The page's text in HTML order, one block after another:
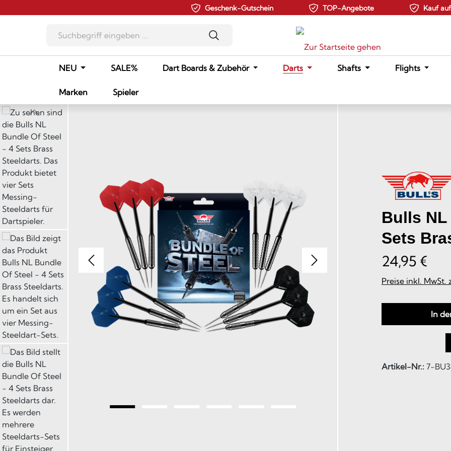
Geschenk-Gutschein TOP-Angebote Kauf
NEU SALE% Dart Boards & Zubehör Darts Shafts Flights
Marken
Spieler
Bildergalerie überspringen
Bulls
Sets
24,95 €
Preise inkl. MwSt.
In
Artikel-Nr.: 7-